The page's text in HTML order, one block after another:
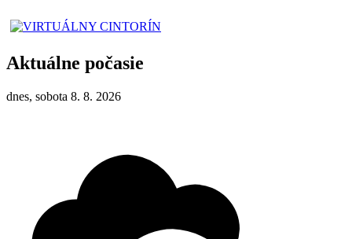
Aktuálne počasie
dnes, sobota 8. 8. 2026